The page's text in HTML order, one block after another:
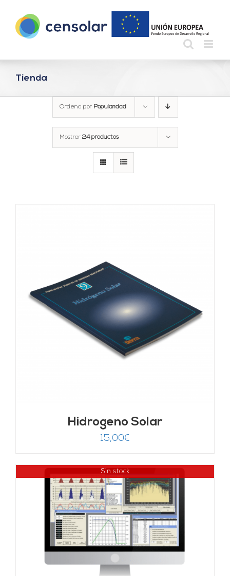
contenido
Tienda
Ordena por Popularidad
Mostrar 24 productos
Hidrogeno Solar
15,00€
Sin stock